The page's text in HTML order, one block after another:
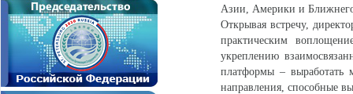
Азии, Америки и
Открывая встречу,
практическим
укреплению
платформы – выработать
направления, способные